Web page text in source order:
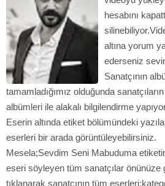
hesabını
altına yorum
ederseniz
Sanatçının
tamamladığımız olduğunda
albümleri ile alakalı bilgilendirme
Eserin altında etiket bölümündeki
eserleri bir arada görüntüleyebilirsiniz.
Mesela;Sevdim Seni Mabuduma
eseri söyleyen tüm sanatçılar önünüze
tıklanarak sanatçının tüm